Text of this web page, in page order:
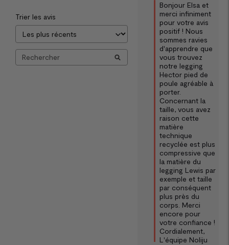
Trier les avis
Bonjour Elsa et
merci infiniment
pour votre avis
positif ! Nous
sommes ravies
d'apprendre que
vous trouvez
notre legging
Hector pied de
poule agréable à
porter.
Concernant la
taille, vous avez
raison cette
matière
technique
recyclée est plus
compressive que
la matière du
legging Lewis par
exemple et taille
par conséquent
plus près du
corps. Merci
encore pour
votre confiance !
Cordialement,
L'équipe Noliju